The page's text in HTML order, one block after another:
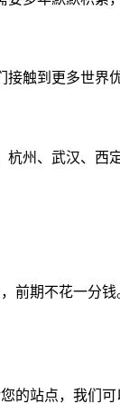
触到更多世界
州、武汉、
前期不花一分
的站点，我们